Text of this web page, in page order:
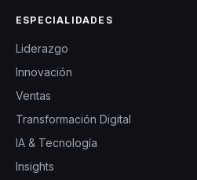
ESPECIALIDADES
Liderazgo
Innovación
Ventas
Transformación Digital
IA & Tecnología
Insights